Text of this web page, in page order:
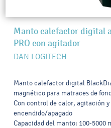
Manto calefactor digital
PRO con agitador
DAN LOGITECH
Manto calefactor digital
magnético para matraces de
Con control de calor, agitación
encendido/apagado
Capacidad del manto: 100-5000